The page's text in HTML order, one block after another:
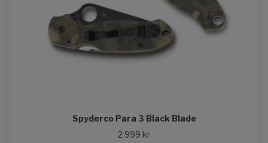
Spyderco Para 3 Black Blade
2 999 kr